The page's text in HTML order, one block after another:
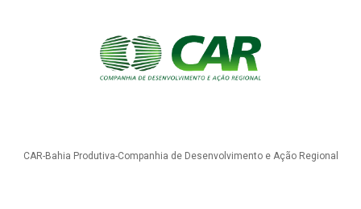
CAR-Bahia Produtiva-Companhia de Desenvolvimento e Ação Regional